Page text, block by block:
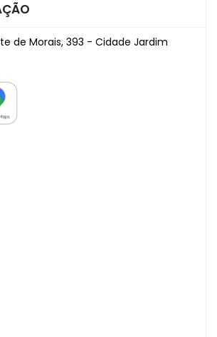
de Morais, 393 - Cidade Jardim